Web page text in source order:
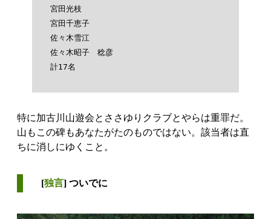
宮田光枝
宮田千恵子
佐々木雪江
佐々木昭子　稔彦
特に加古川山遊会とささゆりクラブとやらは重罪だ。
山もこの碑もあなたがたのものではない。該当者は直
ちに消しにゆくこと。
[独言] ついでに